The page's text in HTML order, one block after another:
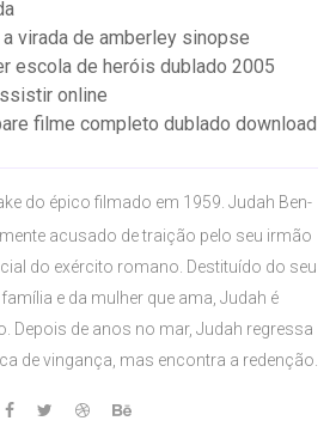
virada de amberley sinopse
escola de heróis dublado 2005
online
filme completo dublado download
do épico filmado em 1959. Judah Ben-
acusado de traição pelo seu irmão
do exército romano. Destituído do seu
e da mulher que ama, Judah é
Depois de anos no mar, Judah regressa
de vingança, mas encontra a redenção.